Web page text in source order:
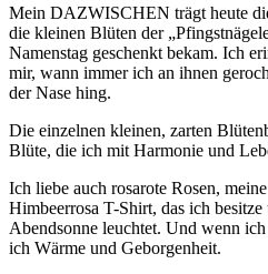
Mein DAZWISCHEN trägt heute
die kleinen Blüten der
Namenstag geschenkt bekam. Ich
mir, wann immer ich an ihnen
der Nase hing.
Die einzelnen kleinen, zarten
Blüte, die ich mit Harmonie und
Ich liebe auch rosarote Rosen,
Himbeerrosa T-Shirt, das ich
Abendsonne leuchtet. Und wenn
ich Wärme und Geborgenheit.